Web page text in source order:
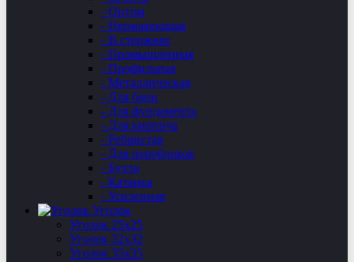
- Оптом
- Нержавеющая
- В стержнях
- Промышленная
- Профильная
- Металлическая
- Для бани
- Для фундамента
- Для кирпича
- Ребристая
- Для пероблоков
- Бухта
- Катанка
- Усиленная
Уголок
Уголок 25х25
Уголок 32х32
Уголок 35х35